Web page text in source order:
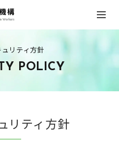
リティ方針
POLICY
リティ方針